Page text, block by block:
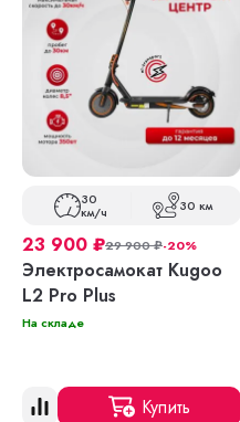
30
км/ч 30 км
23 900 ₽29 900₽-20%
Электросамокат Kugoo
L2 Pro Plus
На складе
Купить